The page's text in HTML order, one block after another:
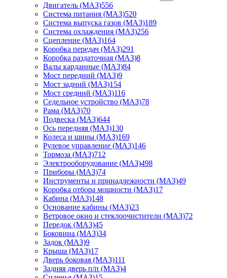
Двигатель (МАЗ)556
Система питания (МАЗ)520
Система выпуска газов (МАЗ)189
Система охлаждения (МАЗ)256
Сцепление (МАЗ)164
Коробка передач (МАЗ)291
Коробка раздаточная (МАЗ)8
Валы карданные (МАЗ)84
Мост передний (МАЗ)9
Мост задний (МАЗ)154
Мост средний (МАЗ)116
Седельное устройство (МАЗ)78
Рама (МАЗ)70
Подвеска (МАЗ)644
Ось передняя (МАЗ)130
Колеса и шины (МАЗ)169
Рулевое управление (МАЗ)146
Тормоза (МАЗ)712
Электрооборудование (МАЗ)498
Приборы (МАЗ)74
Инструменты и принадлежности (МАЗ)49
Коробка отбора мощности (МАЗ)17
Кабина (МАЗ)148
Основание кабины (МАЗ)23
Ветровое окно и стеклоочистители (МАЗ)72
Передок (МАЗ)45
Боковина (МАЗ)34
Задок (МАЗ)9
Крыша (МАЗ)17
Дверь боковая (МАЗ)111
Задняя дверь п/п (МАЗ)4